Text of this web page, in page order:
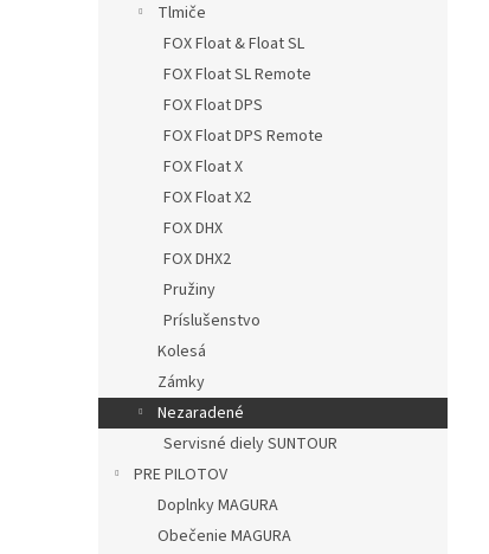
Tlmiče
FOX Float & Float SL
FOX Float SL Remote
FOX Float DPS
FOX Float DPS Remote
FOX Float X
FOX Float X2
FOX DHX
FOX DHX2
Pružiny
Príslušenstvo
Kolesá
Zámky
Nezaradené
Servisné diely SUNTOUR
PRE PILOTOV
Doplnky MAGURA
Obečenie MAGURA